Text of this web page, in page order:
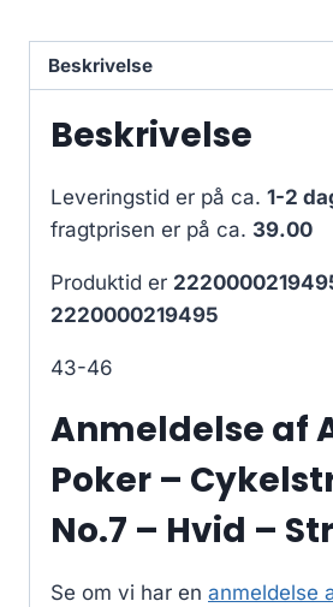
Beskrivelse
Beskrivelse
Leveringstid er på ca. 1-2
fragtprisen er på ca. 39.00
Produktid er
2220000219495
43-46
Anmeldelse af
Poker –
No.7 – Hvid –
Se om vi har en anmeldelse